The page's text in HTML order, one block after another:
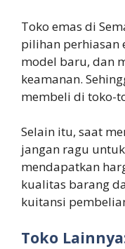
Toko emas di
pilihan perhiasan
model baru, dan
keamanan.
membeli di toko-
Selain itu, saat
jangan ragu
mendapatkan
kualitas barang
kuitansi
Toko